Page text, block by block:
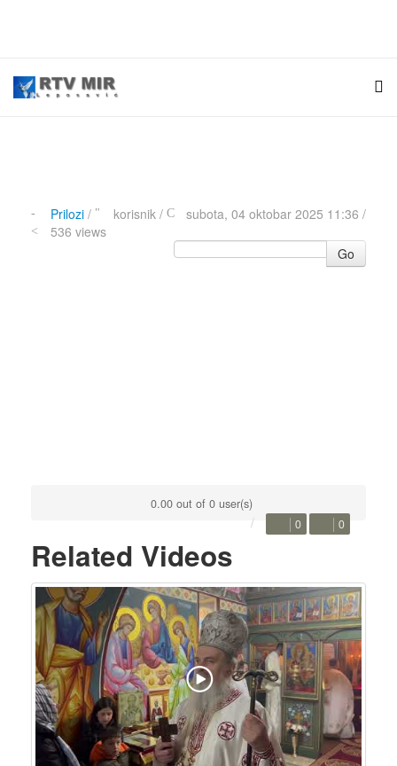
Prilozi/ korisnik /
subota, 04 oktobar 2025 11:36 /
536 views
Go
0.00 out of 0 user(s)
0 0
Related Videos